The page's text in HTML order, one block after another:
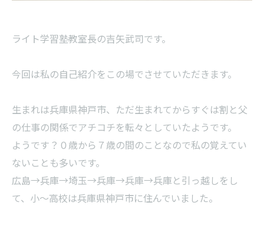
ライト学習塾教室長の吉矢武司です。
今回は私の自己紹介をこの場でさせていただきます。
生まれは兵庫県神戸市、ただ生まれてからすぐは割と父
の仕事の関係でアチコチを転々としていたようです。
ようです？０歳から７歳の間のことなので私の覚えてい
ないことも多いです。
広島→兵庫→埼玉→兵庫→兵庫→兵庫と引っ越しをし
て、小～高校は兵庫県神戸市に住んでいました。